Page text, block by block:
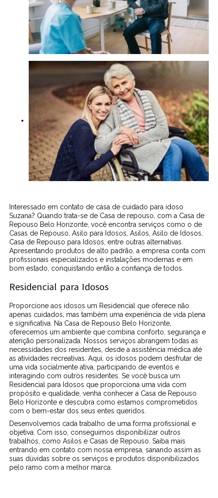
Interessado em contato de casa de cuidado para idoso
Suzana? Quando trata-se de Casa de repouso, com a Casa de
Repouso Belo Horizonte, você encontra serviços como o de
Casas de Repouso, Asilo para Idosos, Asilos, Asilo de Idosos,
Casa de Repouso para Idosos, entre outras alternativas.
Apresentando produtos de alto padrão, a empresa conta com
profissionais especializados e instalações modernas e em
bom estado, conquistando então a confiança de todos.
Residencial para Idosos
Proporcione aos idosos um Residencial que oferece não
apenas cuidados, mas também uma experiência de vida plena
e significativa. Na Casa de Repouso Belo Horizonte,
oferecemos um ambiente que combina conforto, segurança e
atenção personalizada. Nossos serviços abrangem todas as
necessidades dos residentes, desde a assistência médica até
as atividades recreativas. Aqui, os idosos podem desfrutar de
uma vida socialmente ativa, participando de eventos e
interagindo com outros residentes. Se você busca um
Residencial para Idosos que proporciona uma vida com
propósito e qualidade, venha conhecer a Casa de Repouso
Belo Horizonte e descubra como estamos comprometidos
com o bem-estar dos seus entes queridos.
Desenvolvemos cada trabalho de uma forma profissional e
objetiva. Com isso, conseguimos disponibilizar outros
trabalhos, como Asilos e Casas de Repouso. Saiba mais
entrando em contato com nossa empresa, sanando assim as
suas dúvidas sobre os serviços e produtos disponibilizados
pelo ramo com a melhor marca.